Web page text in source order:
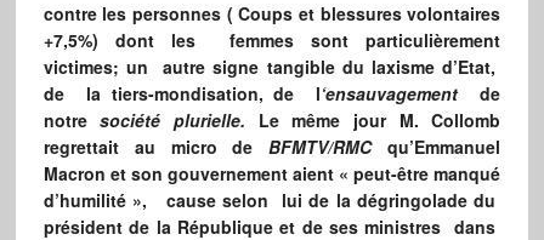
contre les personnes ( Coups et blessures volontaires
+7,5%) dont les femmes sont particulièrement
victimes; un autre signe tangible du laxisme d’Etat,
de la tiers-mondisation, de l‘ensauvagement
de
notresociété plurielle. Le même jour M. Collomb
regrettait au micro deBFMTV/RMCqu’Emmanuel
Macron et son gouvernement aient « peut-être manqué
d’humilité », cause selon lui de la dégringolade du
président de la République et de ses ministres dans